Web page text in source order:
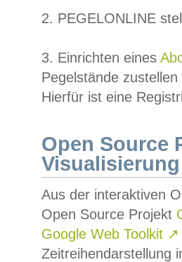
2. PEGELONLINE
3. Einrichten eines
Pegelstände
Hierfür ist eine
Open Source
Visualisierung
Aus der interaktiven
Open Source Projekt
Google Web Toolkit ↗
Zeitreihendarstellung